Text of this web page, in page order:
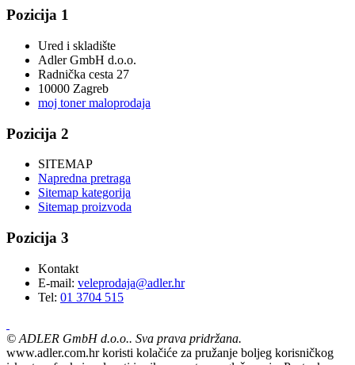
Pozicija 1
Ured i skladište
Adler GmbH d.o.o.
Radnička cesta 27
10000 Zagreb
moj toner maloprodaja
Pozicija 2
SITEMAP
Napredna pretraga
Sitemap kategorija
Sitemap proizvoda
Pozicija 3
Kontakt
E-mail: veleprodaja@adler.hr
Tel: 01 3704 515
© ADLER GmbH d.o.o.. Sva prava pridržana.
www.adler.com.hr koristi kolačiće za pružanje boljeg korisničkog